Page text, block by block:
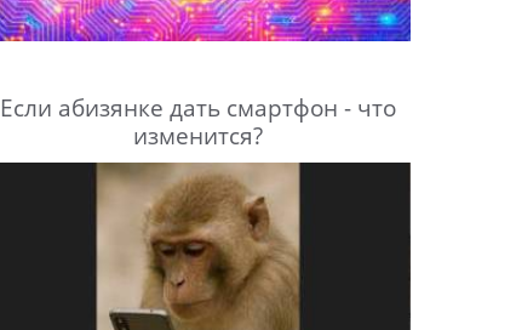
Если абизянке дать смартфон - что
изменится?